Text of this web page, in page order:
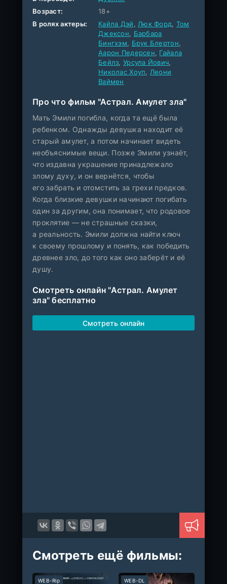
Возраст:
18+
В ролях актеры:
Кайла Дэй , Люк Форд, Том
Джексон, Барбара
Бингхэм, Брук Блертон,
Аарон Педерсен, Гайала
Бейлз, Урсула Йович,
Николас Хоуп, Леони
Ваймен
Про что фильм "Астрал. Амулет зла"
Мать Эмили погибла, когда та ещё была
ребенком. Однажды девушка находит её
старый амулет, а потом начинает видеть
необъяснимые вещи. Позже Эмили узнаёт,
что издавна украшение принадлежало
злому духу, и он вернётся, чтобы
его забрать и отомстить за грехи предков.
Когда близкие девушки начинают погибать
один за другим, она понимает, что родовое
проклятие — не страшные сказки,
а реальность. Эмили должна найти ключ
к своему прошлому и понять, как победить
древнее зло, до того как оно заберёт и её
душу.
Смотреть онлайн "Астрал. Амулет
зла" бесплатно
Смотреть онлайн
Смотреть ещё фильмы:
WEB-Rip WEB-DL